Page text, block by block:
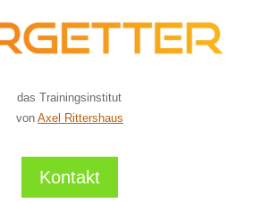
das Trainingsinstitut
von Axel Rittershaus
Kontakt